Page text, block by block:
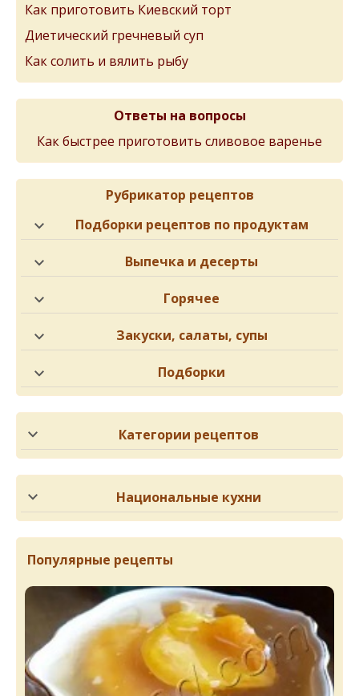
Как приготовить Киевский торт
Диетический гречневый суп
Как солить и вялить рыбу
Ответы на вопросы
Как быстрее приготовить сливовое варенье
Рубрикатор рецептов
Подборки рецептов по продуктам
Выпечка и десерты
Горячее
Закуски, салаты, супы
Подборки
Категории рецептов
Национальные кухни
Популярные рецепты